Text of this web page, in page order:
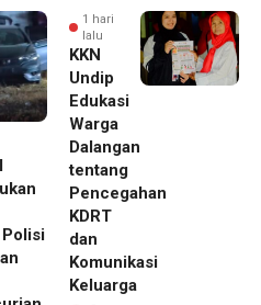
Polisi
1 hari
lalu
KKN
Undip
Edukasi
Warga
Dalangan
tentang
Pencegahan
KDRT
dan
Komunikasi
Keluarga